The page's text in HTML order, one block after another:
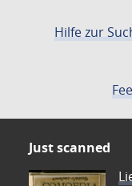
Hilfe zur
Just scanned